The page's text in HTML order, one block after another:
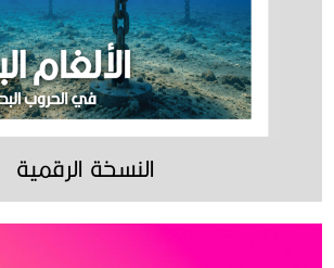
النسخة الرقمية